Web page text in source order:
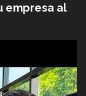
empresa al